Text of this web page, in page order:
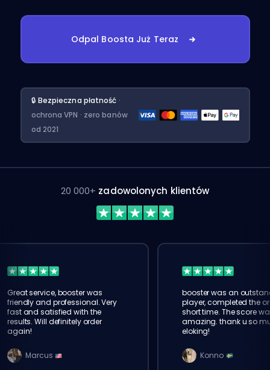
Odpal Boosta Już Teraz
🔒 Bezpieczna płatność ·
ochrona VPN · zero banów
od 2021
20 000+ zadowolonych klientów
Great service, booster was
friendly and professional. Very
fast and satisfied with the
results. Will definitely order
again!
Marcus
booster was an
player, completed the
short time. The score
amazing. thank u so
eloking!
Konno